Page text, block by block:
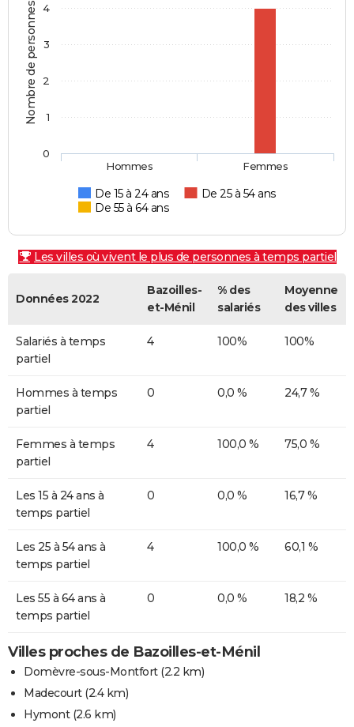
Nombre de personnes
De 15 à 24 ans
De 25 à 54 ans
De 55 à 64 ans
Hommes Femmes
0
1
2
3
4
Les villes où vivent le plus de personnes à temps partiel
Données 2022
Bazoilles-
et-Ménil
% des
salariés
Moyenne
des villes
Salariés à temps
partiel
4 100% 100%
Hommes à temps
partiel
0 0,0 % 24,7 %
Femmes à temps
partiel
4 100,0 % 75,0 %
Les 15 à 24 ans à
temps partiel
0 0,0 % 16,7 %
Les 25 à 54 ans à
temps partiel
4 100,0 % 60,1 %
Les 55 à 64 ans à
temps partiel
0 0,0 % 18,2 %
Villes proches de Bazoilles-et-Ménil
Domèvre-sous-Montfort(2.2 km)
Madecourt(2.4 km)
Hymont(2.6 km)